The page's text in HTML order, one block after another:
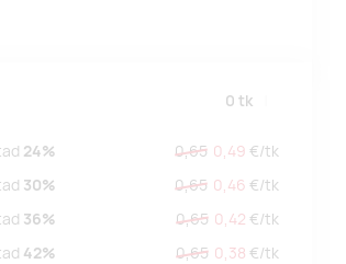
0 tk
24% 0,65 0,49 €/tk
30% 0,65 0,46 €/tk
36% 0,65 0,42 €/tk
42% 0,65 0,38 €/tk